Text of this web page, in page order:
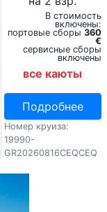
В стоимость
включены:
портовые сборы 360
€
сервисные сборы
включены
все каюты
Подробнее
Номер круиза:
19990-
GR20260816CEQCEQ